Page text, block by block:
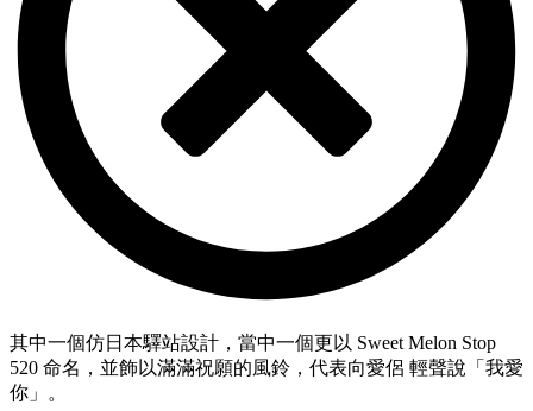
其中一個仿日本驛站設計，當中一個更以 Sweet Melon Stop
520 命名，並飾以滿滿祝願的風鈴，代表向愛侶 輕聲說「我愛
你」。